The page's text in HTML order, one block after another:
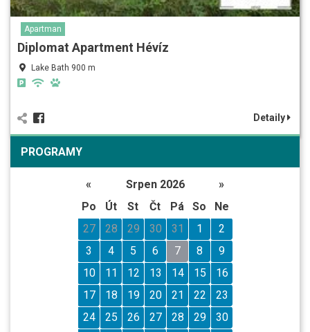
Apartman
Diplomat Apartment Hévíz
Lake Bath 900 m
Detaily
PROGRAMY
« Srpen 2026
»
Po
Út St Čt Pá So
Ne
27
28 29 30 31 1
2
3
4 5 6 7 8
9
10
11 12 13 14 15
16
17
18 19 20 21 22
23
24
25 26 27 28 29
30